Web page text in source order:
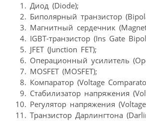
Диод (Diode);
Биполярный транзистор
Магнитный сердечник
IGBT-транзистор (Ins Gate
JFET (Junction FET);
Операционный усилитель
MOSFET (MOSFET);
Компаратор (Voltage
Стабилизатор напряжения
Регулятор напряжения
Транзистор Дарлингтона